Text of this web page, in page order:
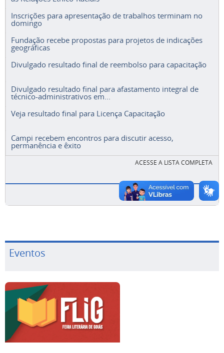
Inscrições para apresentação de trabalhos terminam no
domingo
Fundação recebe propostas para projetos de indicações
geográficas
Divulgado resultado final de reembolso para capacitação
Divulgado resultado final para afastamento integral de
técnico-administrativos em...
Veja resultado final para Licença Capacitação
Campi recebem encontros para discutir acesso,
permanência e êxito
ACESSE A LISTA COMPLETA
Eventos